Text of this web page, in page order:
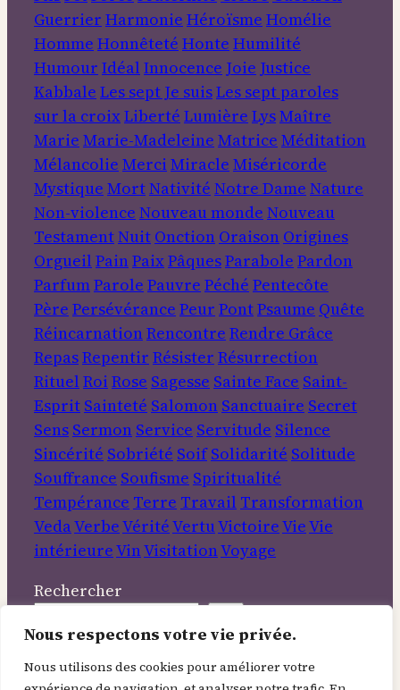
Nous respectons votre vie privée.
Nous utilisons des cookies pour améliorer votre
Guerrier Harmonie Héroïsme Homélie
Homme Honnêteté Honte Humilité
Humour Idéal Innocence Joie Justice
Kabbale Les sept Je suisLes sept paroles
sur la croixLiberté Lumière LysMaître
Marie Marie-Madeleine Matrice Méditation
Mélancolie Merci Miracle Miséricorde
Mystique MortNativité Notre Dame Nature
Non-violence Nouveau monde Nouveau
TestamentNuit Onction Oraison Origines
Orgueil PainPaixPâquesParabole Pardon
ParfumParole Pauvre Péché Pentecôte
Père Persévérance Peur PontPsaume Quête
RéincarnationRencontre Rendre Grâce
RepasRepentir Résister Résurrection
Rituel Roi Rose Sagesse Sainte Face Saint-
Esprit Sainteté Salomon Sanctuaire Secret
Sens Sermon Service Servitude Silence
Sincérité Sobriété Soif Solidarité Solitude
Souffrance Soufisme Spiritualité
Tempérance Terre Travail Transformation
VedaVerbeVéritéVertuVictoireVieVie
intérieureVinVisitationVoyage
Rechercher
Informations